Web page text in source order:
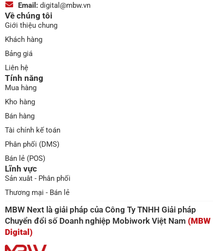
Email: digital@mbw.vn
Về chúng tôi
Giới thiệu chung
Khách hàng
Bảng giá
Liên hệ
Tính năng
Mua hàng
Kho hàng
Bán hàng
Tài chính kế toán
Phân phối (DMS)
Bán lẻ (POS)
Lĩnh vực
Sản xuât - Phân phối
Thương mại - Bán lẻ
MBW Next là giải pháp của Công Ty TNHH Giải pháp
Chuyển đổi số Doanh nghiệp Mobiwork Việt Nam (MBW
Digital)